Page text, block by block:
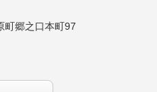
町郷之口本町97